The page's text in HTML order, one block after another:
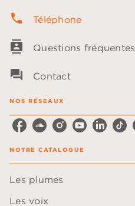
phone Téléphone
contacts Questions fréquentes
question_answer Contact
NOS RÉSEAUX
NOTRE CATALOGUE
Les plumes
Les voix